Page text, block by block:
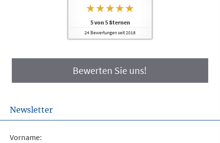
5von5Sternen
24 Bewertungen seit 2018
Bewerten Sie uns!
Newsletter
Vorname: